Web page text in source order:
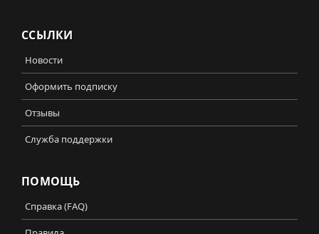
ССЫЛКИ
Новости
Оформить подписку
Отзывы
Служба поддержки
ПОМОЩЬ
Справка (FAQ)